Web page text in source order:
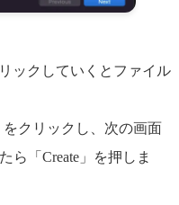
ックしていくとファイル
をクリックし、次の画面
ら「Create」を押しま